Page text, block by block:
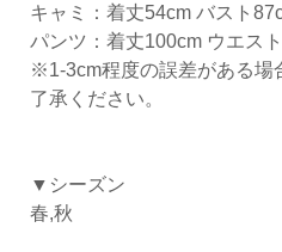
キャミ：着丈54cm バスト
パンツ：着丈100cm ウエス
※1-3cm程度の誤差がある場
了承ください。
▼シーズン
春,秋